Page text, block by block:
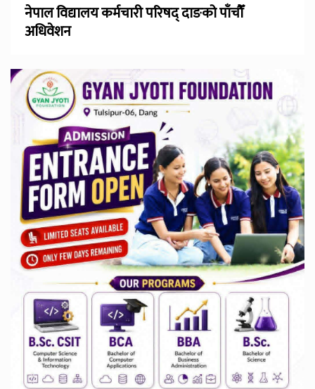
नेपाल विद्यालय कर्मचारी परिषद् दाङको पाँचौँ
अधिवेशन